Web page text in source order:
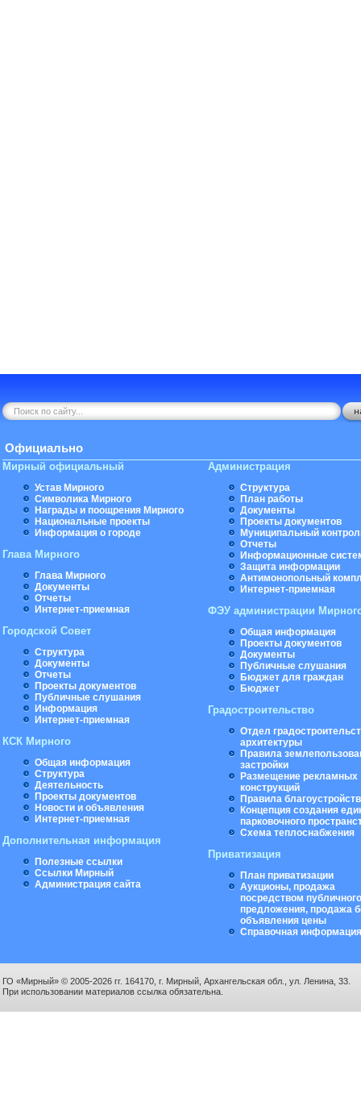
Официально
Мирный официальный
Устав Мирного
Символика Мирного
Награды и поощрения Мирного
Национальные проекты
Информация о городе
Глава Мирного
Глава Мирного
Документы
Отчеты
Интернет-приемная
Городской Совет
Структура
Документы
Отчеты
Проекты документов
Публичные слушания
Информация
Интернет-приемная
КСК Мирного
Общая информация
Структура
Деятельность
Проекты документов
Новости и объявления
Интернет-приемная
Дополнительная информация
Полезные ссылки
Ссылки Мирный
Администрация сайта
Администрация
Структура
План работы
Документы
Проекты документов
Муниципальный
Отчеты
Информационные
Защита информации
Антимонопольный
Интернет-приемная
ФЭУ администрации
Общая информация
Проекты документов
Документы
Публичные слушания
Бюджет для граждан
Бюджет
Градостроительство
Отдел
архитектуры
Правила
застройки
Размещение рекламных
конструкций
Правила
Концепция создания
парковочного
Схема теплоснабжения
Приватизация
План приватизации
Аукционы, продажа
посредством публичного
предложения, продажа
объявления цены
Справочная информация
ГО «Мирный» © 2005-2026 гг. 164170, г. Мирный, Архангельская обл., ул. Ленина, 33.
При использовании материалов ссылка обязательна.